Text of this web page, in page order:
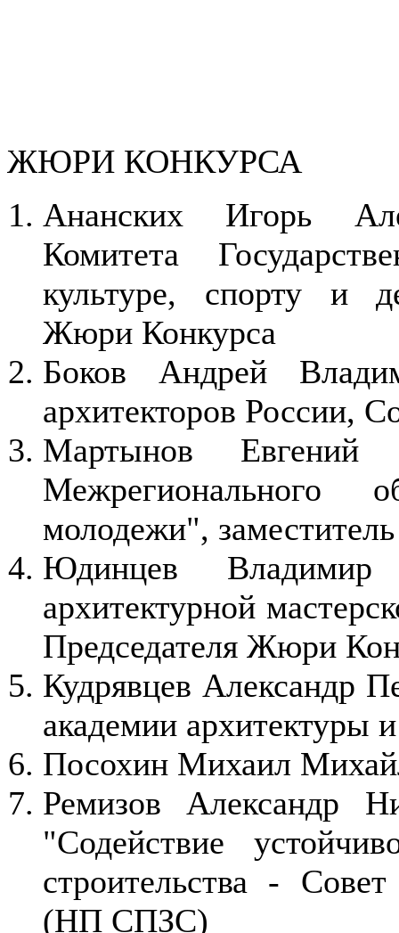
ЖЮРИ КОНКУРСА
Ананских Игорь
Комитета
культуре, спорту и
Жюри Конкурса
Боков Андрей
архитекторов России,
Мартынов Евгений
Межрегионального
молодежи",
Юдинцев Владимир
архитектурной
Председателя Жюри
Кудрявцев Александр
академии архитектуры
Посохин Михаил
Ремизов Александр
"Содействие
строительства -
(НП СПЗС)